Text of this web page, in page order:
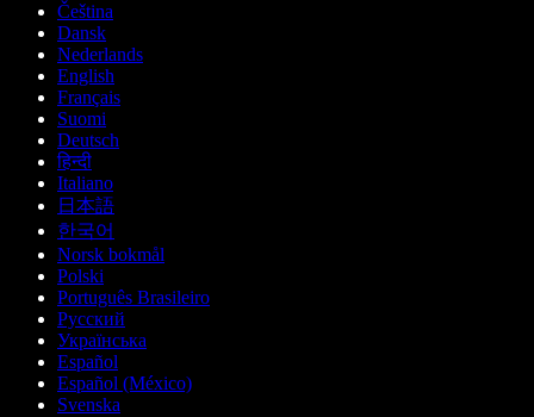
Čeština
Dansk
Nederlands
English
Français
Suomi
Deutsch
हिन्दी
Italiano
日本語
한국어
Norsk bokmål
Polski
Português Brasileiro
Русский
Українська
Español
Español (México)
Svenska